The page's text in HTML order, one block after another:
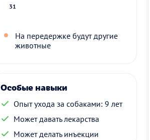
31
На передержке будут другие
животные
Особые навыки
Опыт ухода за собаками: 9 лет
Может давать лекарства
Может делать инъекции